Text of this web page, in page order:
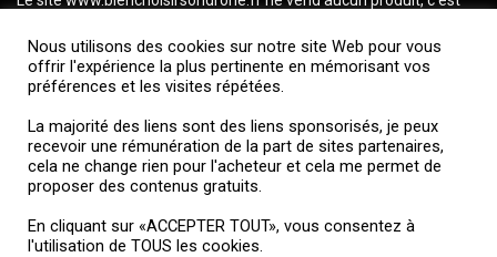
d’un drone. Il répertorie les prix du marché et vous dirige vers les
magasins proposant les meilleurs tarifs.
La majorité des liens ci-dessus incluent une commission d’affiliation ou
rémunération de la part de sites partenaires, cela ne change rien pour
l’acheteur et cela me permet de proposer des contenus gratuits.
Suivez-moi
Nous utilisons des cookies sur notre site Web pour vous
offrir l'expérience la plus pertinente en mémorisant vos
préférences et les visites répétées.
La majorité des liens sont des liens sponsorisés, je peux
recevoir une rémunération de la part de sites partenaires,
cela ne change rien pour l'acheteur et cela me permet de
proposer des contenus gratuits.
En cliquant sur «ACCEPTER TOUT», vous consentez à
l'utilisation de TOUS les cookies.